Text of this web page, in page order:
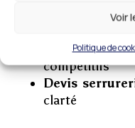
Voir
Politique de
Serrurier à
Serrurier pas
compétitifs
Devis
clarté